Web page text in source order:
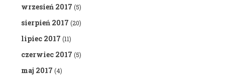
wrzesień 2017 (5)
sierpień 2017 (20)
lipiec 2017 (11)
czerwiec 2017 (5)
maj 2017 (4)